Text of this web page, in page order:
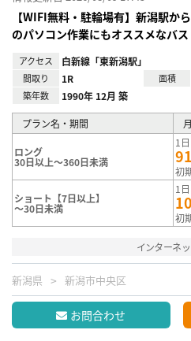
【WIFI無料・駐輪場有】新潟駅か
のパソコン作業にもオススメなバ
アクセス 白新線「東新潟駅」
間取り 1R 面積
築年数 1990年 12月 築
プラン名・期間
ロング
30日以上～360日未満
1
初
ショート【7日以上】
～30日未満
1
初
インターネ
新潟県 新潟市中央区
お問合わせ